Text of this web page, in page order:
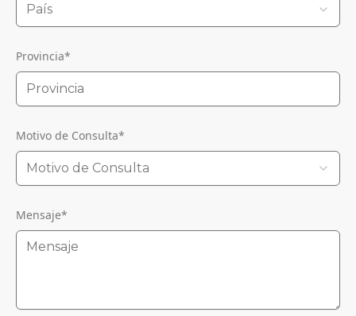
País
Provincia*
Motivo de Consulta*
Motivo de Consulta
Mensaje*